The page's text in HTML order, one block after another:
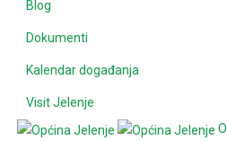
Blog
Dokumenti
Kalendar događanja
Visit Jelenje